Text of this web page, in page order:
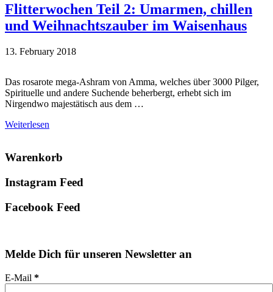
Flitterwochen Teil 2: Umarmen, chillen
und Weihnachtszauber im Waisenhaus
13. February 2018
Das rosarote mega-Ashram von Amma, welches über 3000 Pilger,
Spirituelle und andere Suchende beherbergt, erhebt sich im
Nirgendwo majestätisch aus dem …
Weiterlesen
Primary
Sidebar
Warenkorb
Instagram Feed
Facebook Feed
Melde Dich für unseren Newsletter an
E-Mail *